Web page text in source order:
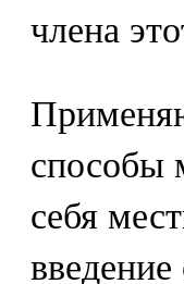
члена
способы
себя